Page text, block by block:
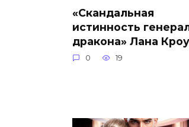
«Скандальная
истинность
дракона» Лана Кроу
0 19